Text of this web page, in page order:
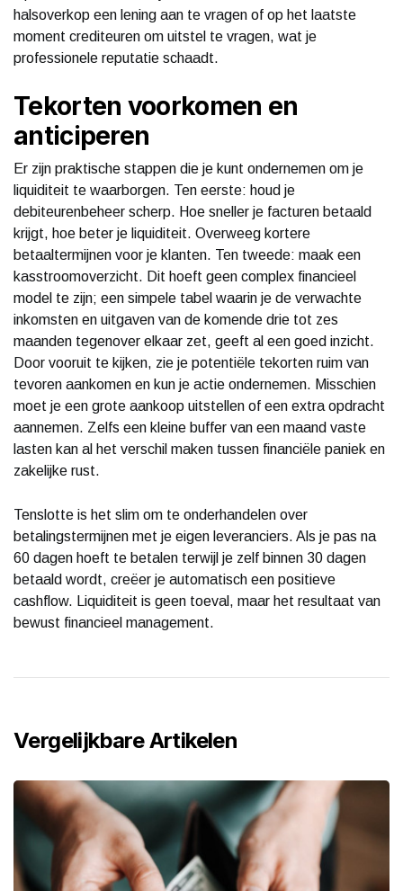
halsoverkop een lening aan te vragen of op het laatste
moment crediteuren om uitstel te vragen, wat je
professionele reputatie schaadt.
Tekorten voorkomen en
anticiperen
Er zijn praktische stappen die je kunt ondernemen om je
liquiditeit te waarborgen. Ten eerste: houd je
debiteurenbeheer scherp. Hoe sneller je facturen betaald
krijgt, hoe beter je liquiditeit. Overweeg kortere
betaaltermijnen voor je klanten. Ten tweede: maak een
kasstroomoverzicht. Dit hoeft geen complex financieel
model te zijn; een simpele tabel waarin je de verwachte
inkomsten en uitgaven van de komende drie tot zes
maanden tegenover elkaar zet, geeft al een goed inzicht.
Door vooruit te kijken, zie je potentiële tekorten ruim van
tevoren aankomen en kun je actie ondernemen. Misschien
moet je een grote aankoop uitstellen of een extra opdracht
aannemen. Zelfs een kleine buffer van een maand vaste
lasten kan al het verschil maken tussen financiële paniek en
zakelijke rust.
Tenslotte is het slim om te onderhandelen over
betalingstermijnen met je eigen leveranciers. Als je pas na
60 dagen hoeft te betalen terwijl je zelf binnen 30 dagen
betaald wordt, creëer je automatisch een positieve
cashflow. Liquiditeit is geen toeval, maar het resultaat van
bewust financieel management.
Vergelijkbare Artikelen